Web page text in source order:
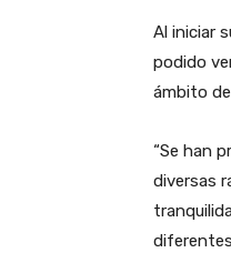
Al iniciar
podido
ámbito
“Se han
diversas